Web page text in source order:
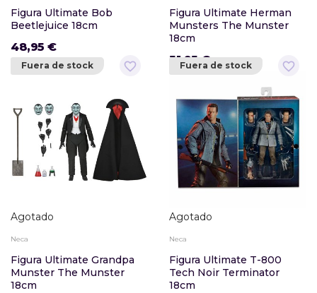
Figura Ultimate Bob
Beetlejuice 18cm
48,95 €
Figura Ultimate Herman
Munsters The Munster
18cm
51,95 €
favorite_border
Fuera de stock
Agotado
Neca
Figura Ultimate Grandpa
Munster The Munster
18cm
favorite_border
Fuera de stock
Agotado
Neca
Figura Ultimate T-800
Tech Noir Terminator
18cm